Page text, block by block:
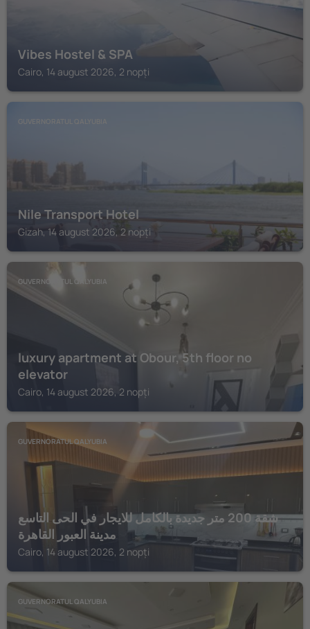
Vibes Hostel & SPA
Cairo, 14 august 2026, 2 nopți
GUVERNORATUL QALYUBIA
Nile Transport Hotel
Gizah, 14 august 2026, 2 nopți
GUVERNORATUL QALYUBIA
luxury apartment at Obour, 5th floor no
elevator
Cairo, 14 august 2026, 2 nopți
GUVERNORATUL QALYUBIA
شقة 200 متر جديدة بالكامل للايجار في الحى التاسع
مدينة العبور القاهرة
Cairo, 14 august 2026, 2 nopți
GUVERNORATUL QALYUBIA